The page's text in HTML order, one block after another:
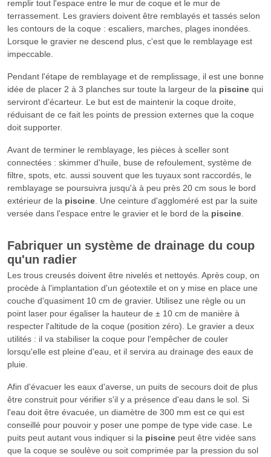
remplir tout l'espace entre le mur de coque et le mur de
terrassement. Les graviers doivent être remblayés et tassés selon
les contours de la coque : escaliers, marches, plages inondées.
Lorsque le gravier ne descend plus, c'est que le remblayage est
impeccable.
Pendant l'étape de remblayage et de remplissage, il est une bonne
idée de placer 2 à 3 planches sur toute la largeur de la piscinequi
serviront d'écarteur. Le but est de maintenir la coque droite,
réduisant de ce fait les points de pression externes que la coque
doit supporter.
Avant de terminer le remblayage, les pièces à sceller sont
connectées : skimmer d'huile, buse de refoulement, système de
filtre, spots, etc. aussi souvent que les tuyaux sont raccordés, le
remblayage se poursuivra jusqu'à à peu près 20 cm sous le bord
extérieur de la piscine. Une ceinture d'aggloméré est par la suite
versée dans l'espace entre le gravier et le bord de la piscine.
Fabriquer un système de drainage du coup
qu'un radier
Les trous creusés doivent être nivelés et nettoyés. Après coup, on
procède à l'implantation d'un géotextile et on y mise en place une
couche d'quasiment 10 cm de gravier. Utilisez une règle ou un
point laser pour égaliser la hauteur de ± 10 cm de manière à
respecter l'altitude de la coque (position zéro). Le gravier a deux
utilités : il va stabiliser la coque pour l'empêcher de couler
lorsqu'elle est pleine d'eau, et il servira au drainage des eaux de
pluie.
Afin d'évacuer les eaux d'averse, un puits de secours doit de plus
être construit pour vérifier s'il y a présence d'eau dans le sol. Si
l'eau doit être évacuée, un diamètre de 300 mm est ce qui est
conseillé pour pouvoir y poser une pompe de type vide case. Le
puits peut autant vous indiquer si la piscinepeut être vidée sans
que la coque se soulève ou soit comprimée par la pression du sol